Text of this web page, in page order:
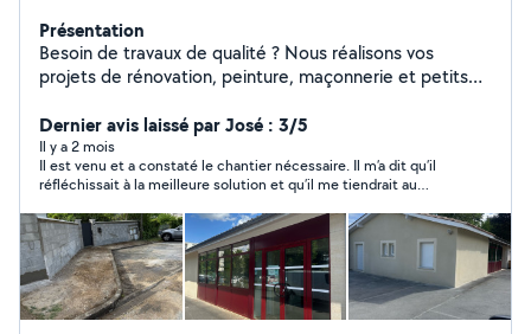
Présentation
Besoin de travaux de qualité ? Nous réalisons vos
projets de rénovation, peinture, maçonnerie et petits
Satisfaction client au centre de nos priorités.
Contactez-nous pour un devis gratuit.
Dernier avis laissé par José : 3/5
Il y a 2 mois
Il est venu et a constaté le chantier nécessaire. Il m’a dit qu’il
réfléchissait à la meilleure solution et qu’il me tiendrait au